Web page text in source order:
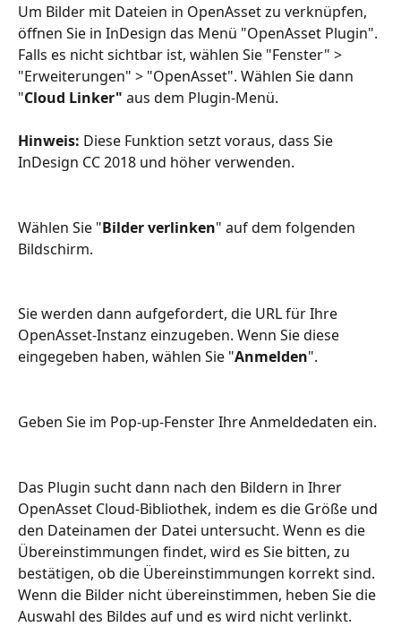
Um Bilder mit Dateien in OpenAsset zu verknüpfen,
öffnen Sie in InDesign das Menü "OpenAsset Plugin".
Falls es nicht sichtbar ist, wählen Sie "Fenster" >
"Erweiterungen" > "OpenAsset". Wählen Sie dann
"Cloud Linker" aus dem Plugin-Menü.
Hinweis: Diese Funktion setzt voraus, dass Sie
InDesign CC 2018 und höher verwenden.
Wählen Sie "Bilder verlinken" auf dem folgenden
Bildschirm.
Sie werden dann aufgefordert, die URL für Ihre
OpenAsset-Instanz einzugeben. Wenn Sie diese
eingegeben haben, wählen Sie "Anmelden".
Geben Sie im Pop-up-Fenster Ihre Anmeldedaten ein.
Das Plugin sucht dann nach den Bildern in Ihrer
OpenAsset Cloud-Bibliothek, indem es die Größe und
den Dateinamen der Datei untersucht. Wenn es die
Übereinstimmungen findet, wird es Sie bitten, zu
bestätigen, ob die Übereinstimmungen korrekt sind.
Wenn die Bilder nicht übereinstimmen, heben Sie die
Auswahl des Bildes auf und es wird nicht verlinkt.